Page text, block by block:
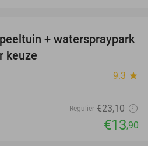
40%
+ waterspraypark
keuze
9.3 star
Regulier €23,10
€13,90